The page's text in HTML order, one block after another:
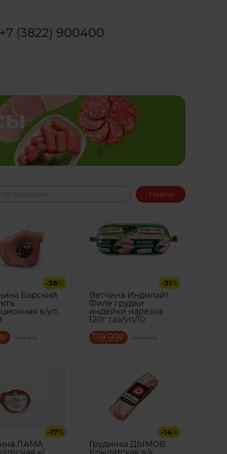
(3822) 900400
-38%
Барский
в/уп,
₽
-31%
Ветчина Индилайт
Филе грудки
индейки нарезка
120г газ/уп/10
119.99₽
-17%
ЛАМА
-14%
Грудинка ДЫМОВ